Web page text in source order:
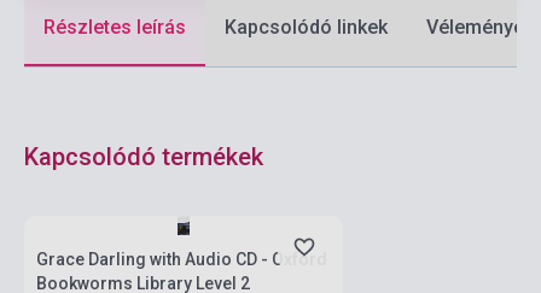
Részletes leírás Kapcsolódó linkek Vélemények
Kapcsolódó termékek
Grace Darling with Audio CD - Oxford
Bookworms Library Level 2